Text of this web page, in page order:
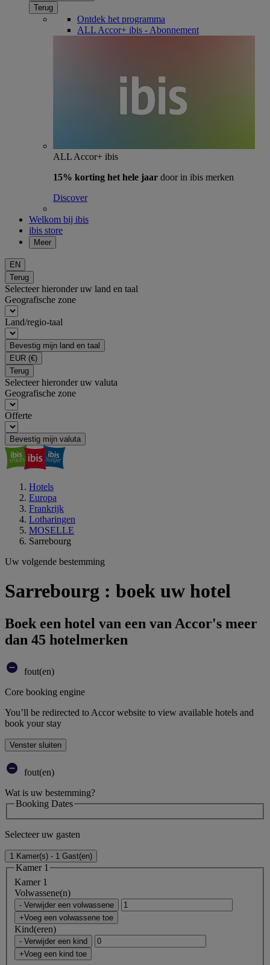
Terug
Ontdek het programma
ALL Accor+ ibis - Abonnement
ALL Accor+ ibis
15% korting het hele jaar door in ibis merken
Discover
Welkom bij ibis
ibis store
Meer
EN
Terug
Selecteer hieronder uw land en taal
Geografische zone
Land/regio-taal
Bevestig mijn land en taal
EUR (€)
Terug
Selecteer hieronder uw valuta
Geografische zone
Offerte
Bevestig mijn valuta
Hotels
Europa
Frankrijk
Lotharingen
MOSELLE
Sarrebourg
Uw volgende bestemming
Sarrebourg : boek uw hotel
Boek een hotel van een van Accor's meer
dan 45 hotelmerken
fout(en)
Core booking engine
You’ll be redirected to Accor website to view available hotels and
book your stay
Venster sluiten
fout(en)
Wat is uw bestemming?
Booking Dates
Selecteer uw gasten
1 Kamer(s) - 1 Gast(en)
Kamer 1
Kamer 1
Volwassene(n)
- Verwijder een volwassene
+Voeg een volwassene toe
Kind(eren)
- Verwijder een kind
+Voeg een kind toe